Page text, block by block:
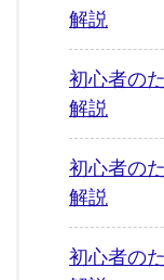
解説
初心者の
解説
初心者の
解説
初心者の